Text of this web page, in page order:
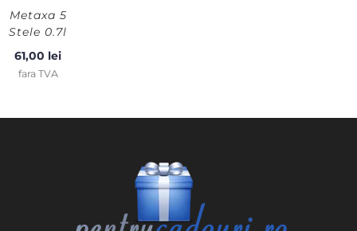
Metaxa 5
Stele 0.7l
61,00 lei
fara TVA